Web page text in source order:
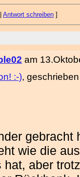
Antwort schreiben ]
am
:-),
wie die
aber